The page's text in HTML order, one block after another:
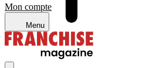
Mon compte
Menu